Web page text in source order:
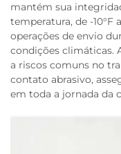
mantém sua
temperatura, de -10°F
operações de envio
condições climáticas.
a riscos comuns no
contato abrasivo,
em toda a jornada da